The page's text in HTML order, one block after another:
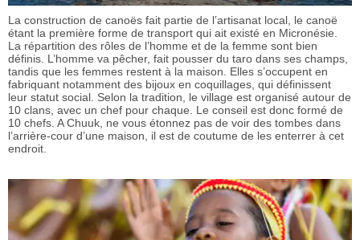
La construction de canoës fait partie de l’artisanat local, le canoë
étant la première forme de transport qui ait existé en Micronésie.
La répartition des rôles de l’homme et de la femme sont bien
définis. L’homme va pêcher, fait pousser du taro dans ses champs,
tandis que les femmes restent à la maison. Elles s’occupent en
fabriquant notamment des bijoux en coquillages, qui définissent
leur statut social. Selon la tradition, le village est organisé autour de
10 clans, avec un chef pour chaque. Le conseil est donc formé de
10 chefs. A Chuuk, ne vous étonnez pas de voir des tombes dans
l’arrière-cour d’une maison, il est de coutume de les enterrer à cet
endroit.